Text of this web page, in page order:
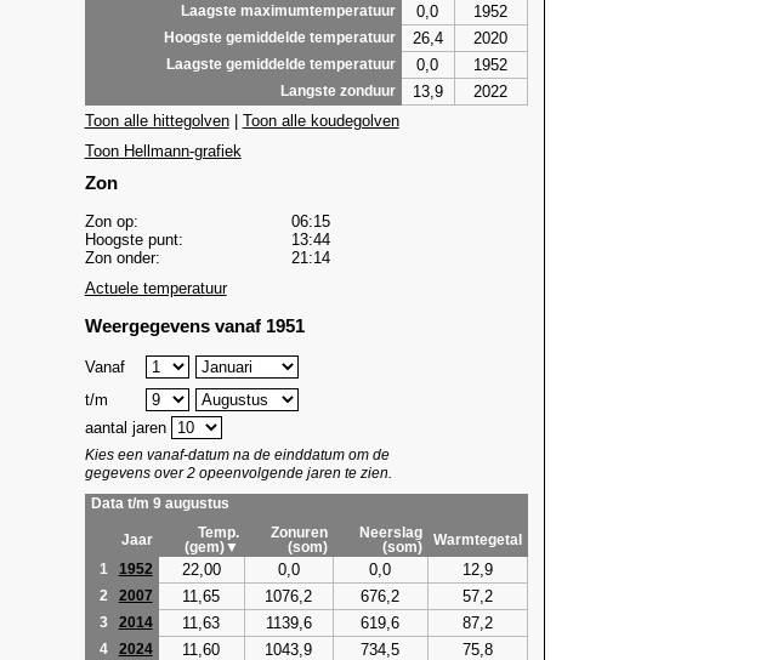
Laagste maximumtemperatuur 0,0 1952
Hoogste gemiddelde temperatuur 26,4 2020
Laagste gemiddelde temperatuur 0,0 1952
Langste zonduur 13,9
2022
Toon alle hittegolven| Toon alle koudegolven
Toon Hellmann-grafiek
Zon
Zon op:
06:15
Hoogste punt:
13:44
Zon onder:
21:14
Actuele temperatuur
Weergegevens vanaf 1951
Vanaf
t/m
aantal jaren
Kies een vanaf-datum na de einddatum om de
gegevens over 2 opeenvolgende jaren te zien.
Data t/m 9 augustus
Jaar
Temp.
(gem)▼
Zonuren
(som)
Neerslag
(som)
Warmtegetal
1
1952 22,00 0,0 0,0 12,9
2 2007 11,65 1076,2 676,2 57,2
3 2014 11,63 1139,6 619,6 87,2
4 2024 11,60 1043,9 734,5 75,8